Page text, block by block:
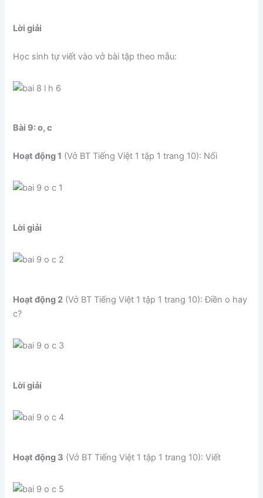
Lời giải
Học sinh tự viết vào vở bài tập theo mẫu:
Bài 9: o, c
Hoạt động 1 (Vở BT Tiếng Việt 1 tập 1 trang 10): Nối
Lời giải
Hoạt động 2 (Vở BT Tiếng Việt 1 tập 1 trang 10): Điền o hay
c?
Lời giải
Hoạt động 3 (Vở BT Tiếng Việt 1 tập 1 trang 10): Viết